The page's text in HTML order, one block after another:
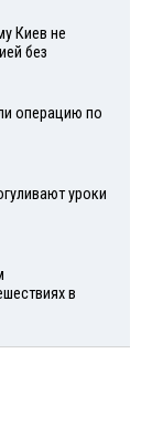
Киев не
без
операцию по
уроки
в